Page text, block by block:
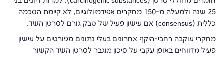
25 שנה ולמעלה מ-150 מחקרים אפידמיולוגיים, לא קיימת הסכמה
כללית (consensus) אם עישון פעיל של טבק גורם לסרטן השד.
מחקרי עוקבה רחבי-היקף אחרונים בעלי נתונים מפורטים על עישון
פעיל מדווחים באופן עקבי על סיכון מוגבר לסרטן השד הקשור